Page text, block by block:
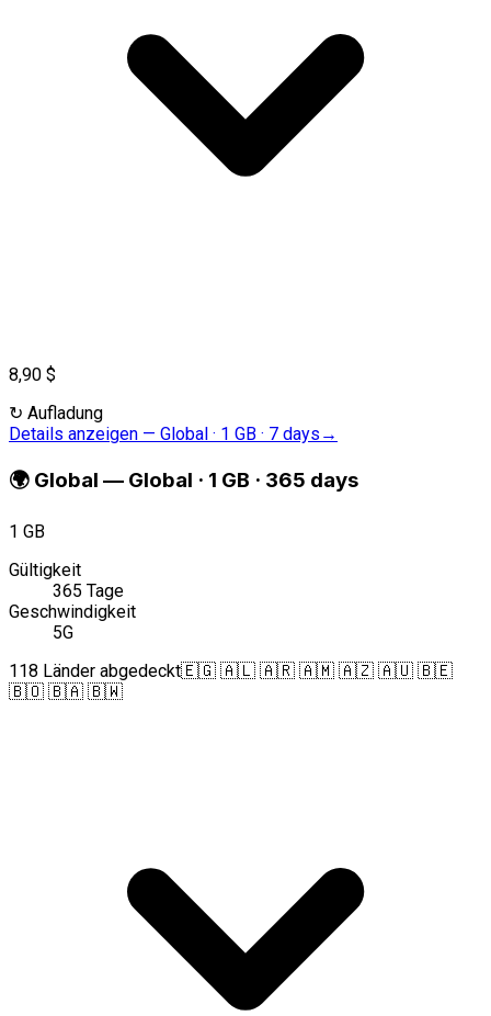
8,90 $
↻ Aufladung
Details anzeigen — Global · 1 GB · 7 days →
🌍 Global — Global · 1 GB · 365 days
1 GB
Gültigkeit
365 Tage
Geschwindigkeit
5G
118 Länder abgedeckt🇪🇬 🇦🇱 🇦🇷 🇦🇲 🇦🇿 🇦🇺 🇧🇪
🇧🇴 🇧🇦 🇧🇼